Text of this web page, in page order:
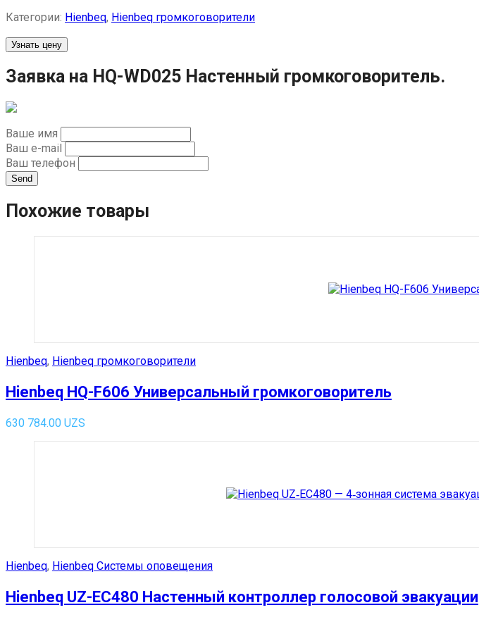
Категории: Hienbeq, Hienbeq громкоговорители
Узнать цену
Заявка на HQ-WD025 Настенный громкоговоритель.
Ваше имя
Ваш e-mail
Ваш телефон
Send
Похожие товары
Hienbeq, Hienbeq громкоговорители
Hienbeq HQ-F606 Универсальный громкоговоритель
630 784.00 UZS
Hienbeq, Hienbeq Системы оповещения
Hienbeq UZ-EC480 Настенный контроллер голосовой эвакуации